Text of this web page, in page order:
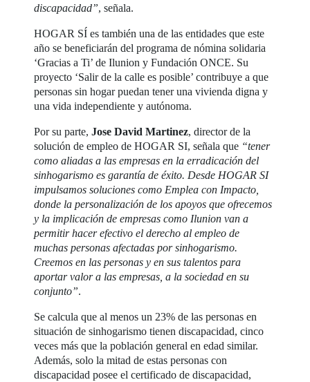
discapacidad”, señala.
HOGAR SÍ es también una de las entidades que este
año se beneficiarán del programa de nómina solidaria
‘Gracias a Ti’ de Ilunion y Fundación ONCE. Su
proyecto ‘Salir de la calle es posible’ contribuye a que
personas sin hogar puedan tener una vivienda digna y
una vida independiente y autónoma.
Por su parte,Jose David Martinez, director de la
solución de empleo de HOGAR SI, señala que “tener
como aliadas a las empresas en la erradicación del
sinhogarismo es garantía de éxito. Desde HOGAR SI
impulsamos soluciones como Emplea con Impacto,
donde la personalización de los apoyos que ofrecemos
y la implicación de empresas como Ilunion van a
permitir hacer efectivo el derecho al empleo de
muchas personas afectadas por sinhogarismo.
Creemos en las personas y en sus talentos para
aportar valor a las empresas, a la sociedad en su
conjunto”.
Se calcula que al menos un 23% de las personas en
situación de sinhogarismo tienen discapacidad, cinco
veces más que la población general en edad similar.
Además, solo la mitad de estas personas con
discapacidad posee el certificado de discapacidad,